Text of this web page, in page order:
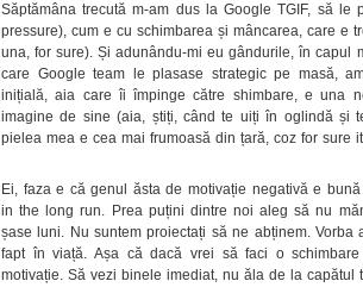
Săptămâna trecută m-am dus la Google TGIF, să
pressure), cum e cu schimbarea și mâncarea, care e
una, for sure). Și adunându-mi eu gândurile, în capul
care Google team le plasase strategic pe masă,
inițială, aia care îi împinge către shimbare, e una
imagine de sine (aia, știți, când te uiți în oglindă și
pielea mea e cea mai frumoasă din țară, coz for sure it
Ei, faza e că genul ăsta de motivație negativă e
in the long run. Prea puțini dintre noi aleg să nu
șase luni. Nu suntem proiectați să ne abținem.
fapt în viață. Așa că dacă vrei să faci o
motivație. Să vezi binele imediat, nu ăla de la capătul